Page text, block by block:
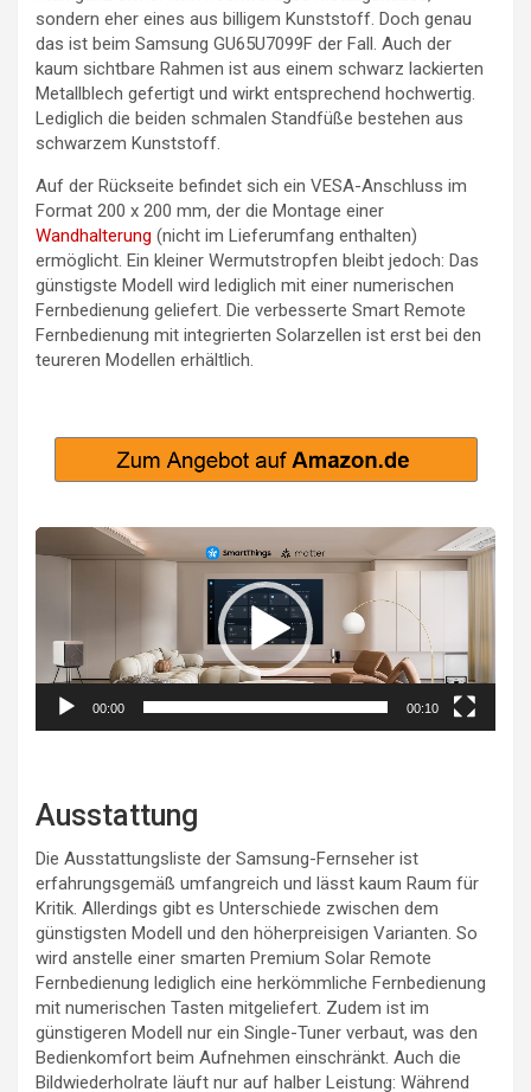
sondern eher eines aus billigem Kunststoff. Doch genau
das ist beim Samsung GU65U7099F der Fall. Auch der
kaum sichtbare Rahmen ist aus einem schwarz lackierten
Metallblech gefertigt und wirkt entsprechend hochwertig.
Lediglich die beiden schmalen Standfüße bestehen aus
schwarzem Kunststoff.
Auf der Rückseite befindet sich ein VESA-Anschluss im
Format 200 x 200 mm, der die Montage einer
Wandhalterung (nicht im Lieferumfang enthalten)
ermöglicht. Ein kleiner Wermutstropfen bleibt jedoch: Das
günstigste Modell wird lediglich mit einer numerischen
Fernbedienung geliefert. Die verbesserte Smart Remote
Fernbedienung mit integrierten Solarzellen ist erst bei den
teureren Modellen erhältlich.
Video-
Player
00:00 00:10
Ausstattung
Die Ausstattungsliste der Samsung-Fernseher ist
erfahrungsgemäß umfangreich und lässt kaum Raum für
Kritik. Allerdings gibt es Unterschiede zwischen dem
günstigsten Modell und den höherpreisigen Varianten. So
wird anstelle einer smarten Premium Solar Remote
Fernbedienung lediglich eine herkömmliche Fernbedienung
mit numerischen Tasten mitgeliefert. Zudem ist im
günstigeren Modell nur ein Single-Tuner verbaut, was den
Bedienkomfort beim Aufnehmen einschränkt. Auch die
Bildwiederholrate läuft nur auf halber Leistung: Während